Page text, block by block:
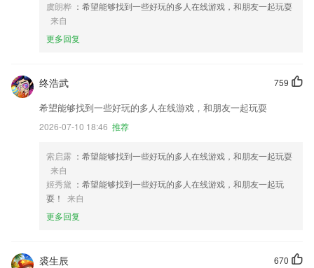
虞朗桦 ：希望能够找到一些好玩的多人在线游戏，和朋友一起玩耍
来自
更多回复
759
终浩武
希望能够找到一些好玩的多人在线游戏，和朋友一起玩耍
2026-07-10 18:46 推荐
索启露 ：希望能够找到一些好玩的多人在线游戏，和朋友一起玩耍
来自
姬秀黛 ：希望能够找到一些好玩的多人在线游戏，和朋友一起玩
耍！
来自
更多回复
670
裘生辰